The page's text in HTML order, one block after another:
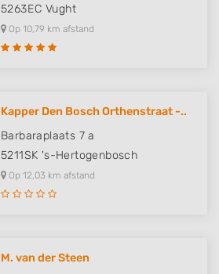
5263EC Vught
Op 10,79 km afstand
Kapper Den Bosch Orthenstraat -..
Barbaraplaats 7 a
5211SK 's-Hertogenbosch
Op 12,03 km afstand
M. van der Steen